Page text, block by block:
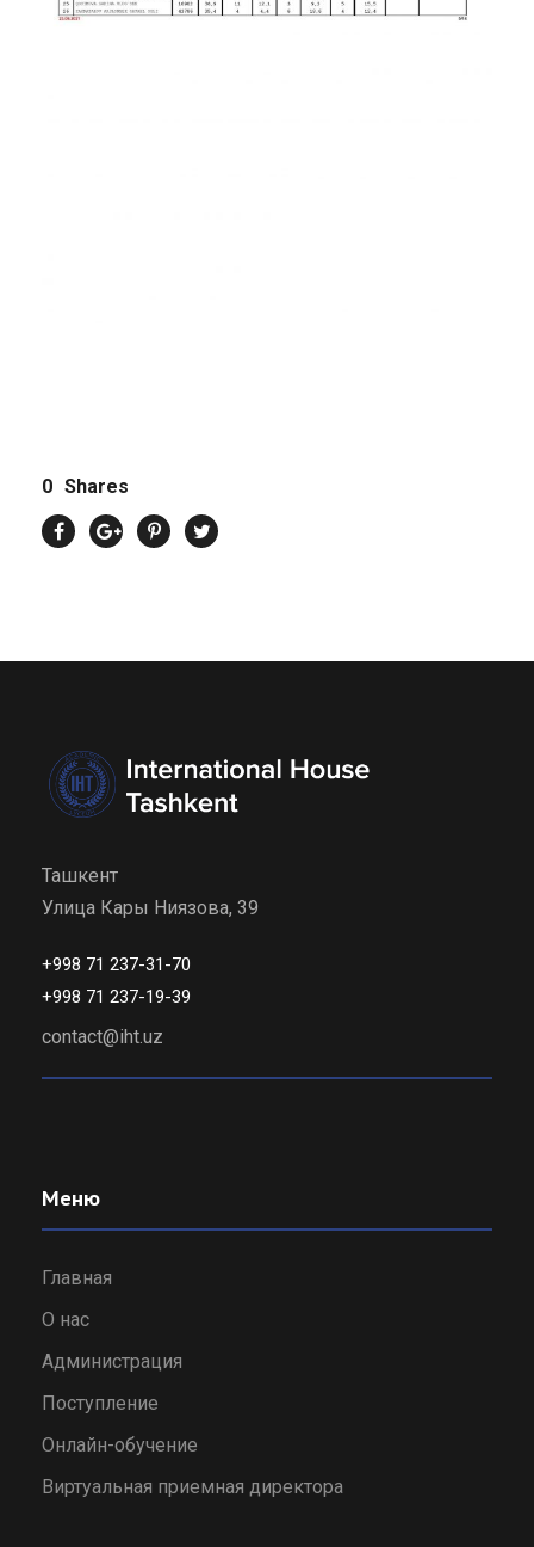
0 Shares
Ташкент
Улица Кары Ниязова, 39
+998 71 237-31-70
+998 71 237-19-39
contact@iht.uz
Меню
Главная
О нас
Администрация
Поступление
Онлайн-обучение
Виртуальная приемная директора